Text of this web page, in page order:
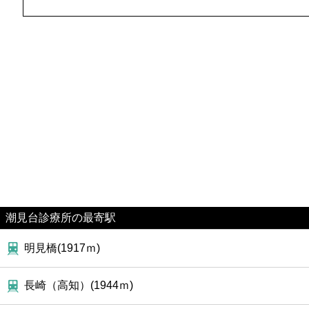
ホテル
潮見台診療所の最寄駅
明見橋(1917ｍ)
長崎（高知）(1944ｍ)